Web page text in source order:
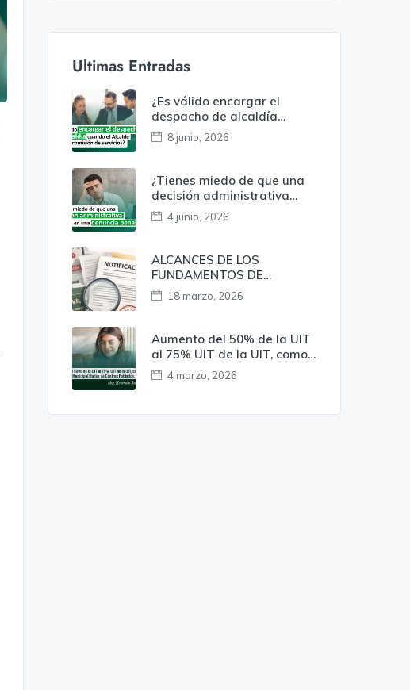
Ultimas Entradas
¿Es válido encargar el
despacho de alcaldía
cuando el alcalde está en
comisión de servicios?
8 junio, 2026
¿Tienes miedo de que una
decisión administrativa
termine en una denuncia
penal?
4 junio, 2026
ALCANCES DE LOS
FUNDAMENTOS DE
OBSERVANCIA
OBLIGATORIA EN LA
ACTOS EMITIDOS EN EL
PROCEDIMIENTO
DISCIPLINARIO EN EL
– LEY DEL SERVICIO CIVIL. A
18 marzo, 2026
Aumento del 50% de la UIT
al 75% UIT de la UIT, como
mínimo a favor de las
Municipalidades de Centros
4 marzo, 2026